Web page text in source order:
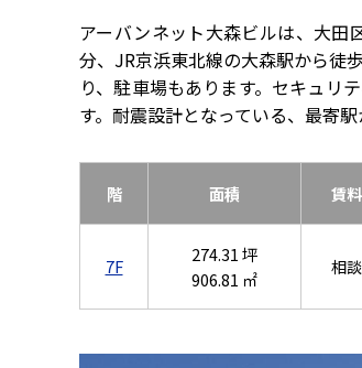
アーバンネット大森ビルは、大田
分、JR京浜東北線の大森駅から徒
り、駐車場もあります。セキュリ
す。耐震設計となっている、最寄
階 面積 賃料
7F
274.31 坪
906.81 ㎡
相談